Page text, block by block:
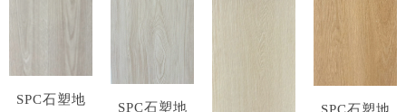
SPC石塑地
SPC石塑地